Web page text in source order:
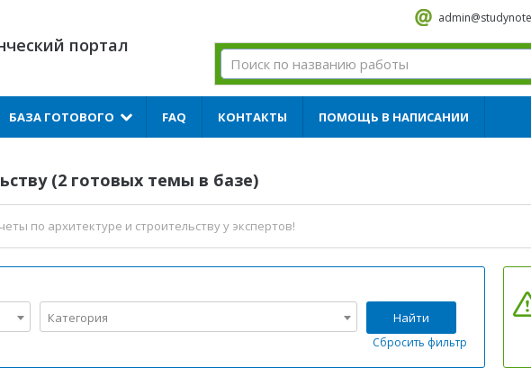
портал
БАЗА ГОТОВОГО FAQ КОНТАКТЫ ПОМОЩЬ В НАПИСАНИИ
(2 готовых темы в базе)
по архитектуре и строительствуу экспертов!
Категория Найти
Сбросить фильтр